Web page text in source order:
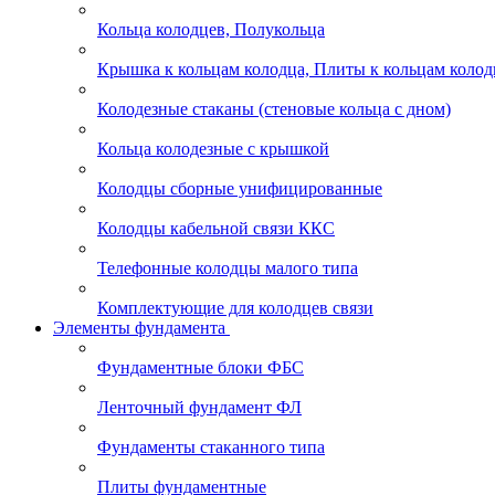
Кольца колодцев, Полукольца
Крышка к кольцам колодца, Плиты к кольцам
Колодезные стаканы (стеновые кольца с дном)
Кольца колодезные с крышкой
Колодцы сборные унифицированные
Колодцы кабельной связи ККС
Телефонные колодцы малого типа
Комплектующие для колодцев связи
Элементы фундамента
Фундаментные блоки ФБС
Ленточный фундамент ФЛ
Фундаменты стаканного типа
Плиты фундаментные